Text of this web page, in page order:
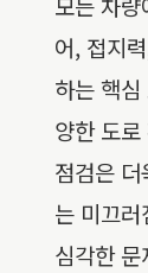
어, 접지
하는 핵
양한 도
점검은
는 미끄
심각한